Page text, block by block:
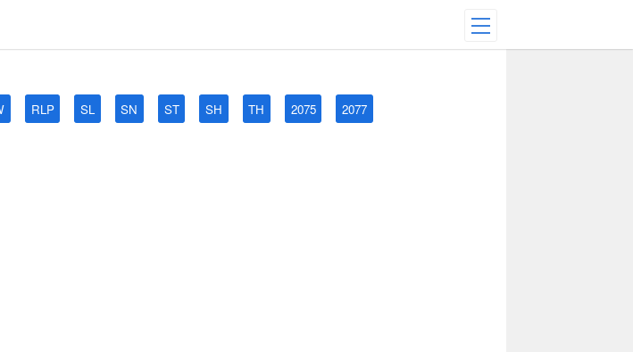
RLP SL SN ST SH TH 2075 2077